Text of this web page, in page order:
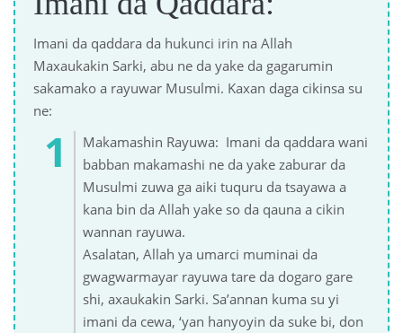
Imani da qaddara da hukunci irin na Allah
Maxaukakin Sarki, abu ne da yake da gagarumin
sakamako a rayuwar Musulmi. Kaxan daga cikinsa su
ne:
Makamashin Rayuwa: Imani da qaddara wani
babban makamashi ne da yake zaburar da
Musulmi zuwa ga aiki tuquru da tsayawa a
kana bin da Allah yake so da qauna a cikin
wannan rayuwa.
Asalatan, Allah ya umarci muminai da
gwagwarmayar rayuwa tare da dogaro gare
shi, axaukakin Sarki. Sa’annan kuma su yi
imani da cewa, ‘yan hanyoyin da suke bi, don